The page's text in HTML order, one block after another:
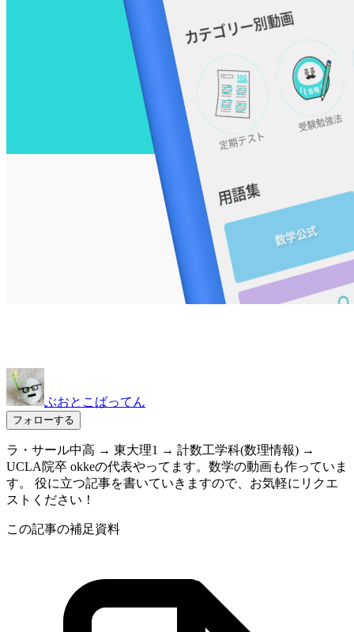
ぶおとこばってん
フォローする
ラ・サール中高 → 東大理1 → 計数工学科(数理情報) →
UCLA院卒 okkeの代表やってます。数学の動画も作っていま
す。 役に立つ記事を書いていきますので、お気軽にリクエ
ストください！
この記事の補足資料